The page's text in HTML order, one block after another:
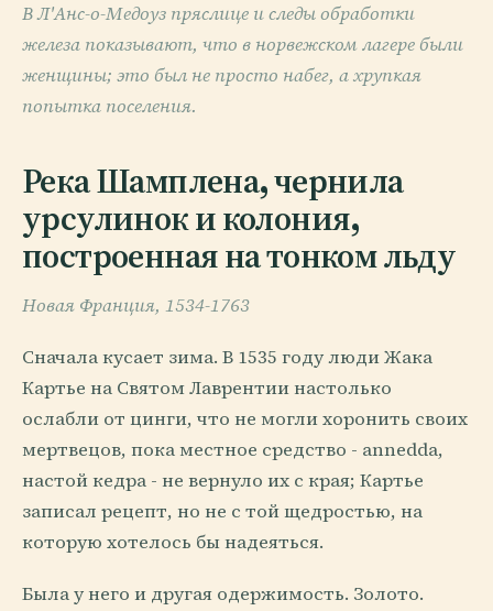
В Л'Анс-о-Медоуз пряслице и следы обработки
железа показывают, что в норвежском лагере были
женщины; это был не просто набег, а хрупкая
попытка поселения.
Река Шамплена, чернила
урсулинок и колония,
построенная на тонком льду
Новая Франция, 1534-1763
Сначала кусает зима. В 1535 году люди Жака
Картье на Святом Лаврентии настолько
ослабли от цинги, что не могли хоронить своих
мертвецов, пока местное средство - annedda,
настой кедра - не вернуло их с края; Картье
записал рецепт, но не с той щедростью, на
которую хотелось бы надеяться.
Была у него и другая одержимость. Золото.